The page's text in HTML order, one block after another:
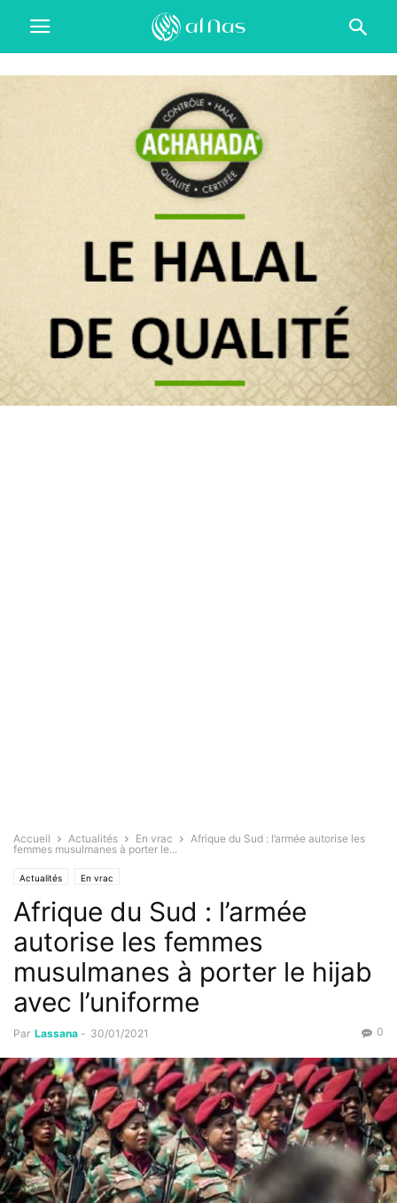
Accueil Actualités En vrac
Afrique du Sud : l’armée autorise les
femmes musulmanes à porter le...
Actualités En vrac
Afrique du Sud : l’armée
autorise les femmes
musulmanes à porter le hijab
avec l’uniforme
Par Lassana - 30/01/2021 0